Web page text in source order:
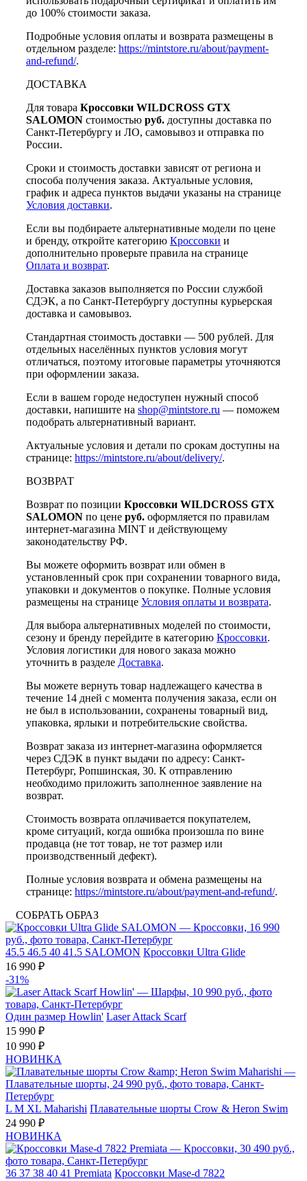
до 100% стоимости заказа.
Подробные условия оплаты и возврата размещены в
отдельном разделе: https://mintstore.ru/about/payment-
and-refund/.
ДОСТАВКА
Для товара Кроссовки WILDCROSS GTX
SALOMON стоимостью руб. доступны доставка по
Санкт-Петербургу и ЛО, самовывоз и отправка по
России.
Сроки и стоимость доставки зависят от региона и
способа получения заказа. Актуальные условия,
график и адреса пунктов выдачи указаны на странице
Условия доставки.
Если вы подбираете альтернативные модели по цене
и бренду, откройте категорию Кроссовки и
дополнительно проверьте правила на странице
Оплата и возврат.
Доставка заказов выполняется по России службой
СДЭК, а по Санкт-Петербургу доступны курьерская
доставка и самовывоз.
Стандартная стоимость доставки — 500 рублей. Для
отдельных населённых пунктов условия могут
отличаться, поэтому итоговые параметры уточняются
при оформлении заказа.
Если в вашем городе недоступен нужный способ
доставки, напишите на shop@mintstore.ru — поможем
подобрать альтернативный вариант.
Актуальные условия и детали по срокам доступны на
странице: https://mintstore.ru/about/delivery/.
ВОЗВРАТ
Возврат по позиции Кроссовки WILDCROSS GTX
SALOMON по цене руб. оформляется по правилам
интернет-магазина MINT и действующему
законодательству РФ.
Вы можете оформить возврат или обмен в
установленный срок при сохранении товарного вида,
упаковки и документов о покупке. Полные условия
размещены на странице Условия оплаты и возврата.
Для выбора альтернативных моделей по стоимости,
сезону и бренду перейдите в категорию Кроссовки.
Условия логистики для нового заказа можно
уточнить в разделе Доставка.
Вы можете вернуть товар надлежащего качества в
течение 14 дней с момента получения заказа, если он
не был в использовании, сохранены товарный вид,
упаковка, ярлыки и потребительские свойства.
Возврат заказа из интернет-магазина оформляется
через СДЭК в пункт выдачи по адресу: Санкт-
Петербург, Ропшинская, 30. К отправлению
необходимо приложить заполненное заявление на
возврат.
Стоимость возврата оплачивается покупателем,
кроме ситуаций, когда ошибка произошла по вине
продавца (не тот товар, не тот размер или
производственный дефект).
Полные условия возврата и обмена размещены на
странице: https://mintstore.ru/about/payment-and-refund/.
СОБРАТЬ ОБРАЗ
45.5 46.5 40 41.5 SALOMON Кроссовки Ultra Glide
16 990 ₽
-31%
Один размер Howlin' Laser Attack Scarf
15 990 ₽
10 990 ₽
НОВИНКА
L M XL Maharishi Плавательные шорты Crow & Heron Swim
24 990 ₽
НОВИНКА
36 37 38 40 41 Premiata Кроссовки Mase-d 7822